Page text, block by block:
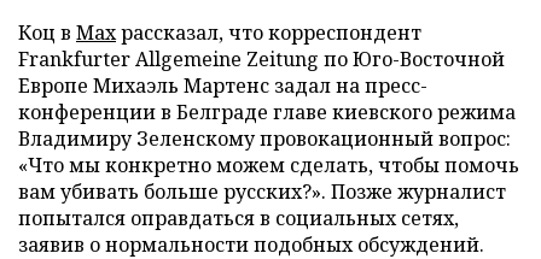
Коц в Махрассказал, что корреспондент
Frankfurter Allgemeine Zeitung по Юго-Восточной
Европе Михаэль Мартенс задал на пресс-
конференции в Белграде главе киевского режима
Владимиру Зеленскому провокационный вопрос:
«Что мы конкретно можем сделать, чтобы помочь
вам убивать больше русских?». Позже журналист
попытался оправдаться в социальных сетях,
заявив о нормальности подобных обсуждений.